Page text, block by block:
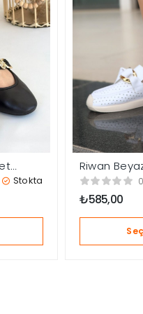
Stokta
Riwan
Ayakkabı
0
₺585,00